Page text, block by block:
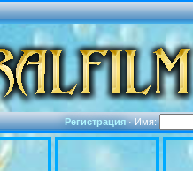
Регистрация·Имя: